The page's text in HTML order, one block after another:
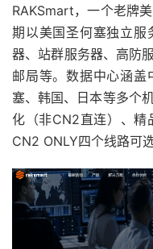
RAKSmart，一个老牌
期以美国圣何塞独立服
器、站群服务器、高防
邮局等。数据中心涵盖
塞、韩国、日本等多个
化（非CN2直连）、精
CN2 ONLY四个线路可选